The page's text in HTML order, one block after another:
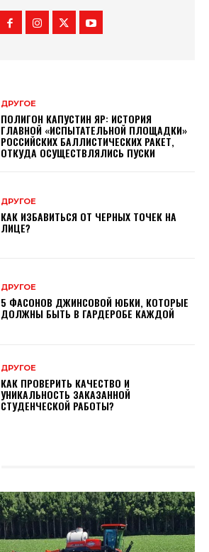
ДРУГОЕ
ПОЛИГОН КАПУСТИН ЯР: ИСТОРИЯ
ГЛАВНОЙ «ИСПЫТАТЕЛЬНОЙ ПЛОЩАДКИ»
РОССИЙСКИХ БАЛЛИСТИЧЕСКИХ РАКЕТ,
ОТКУДА ОСУЩЕСТВЛЯЛИСЬ ПУСКИ
ДРУГОЕ
КАК ИЗБАВИТЬСЯ ОТ ЧЕРНЫХ ТОЧЕК НА
ЛИЦЕ?
ДРУГОЕ
5 ФАСОНОВ ДЖИНСОВОЙ ЮБКИ, КОТОРЫЕ
ДОЛЖНЫ БЫТЬ В ГАРДЕРОБЕ КАЖДОЙ
ДРУГОЕ
КАК ПРОВЕРИТЬ КАЧЕСТВО И
УНИКАЛЬНОСТЬ ЗАКАЗАННОЙ
СТУДЕНЧЕСКОЙ РАБОТЫ?